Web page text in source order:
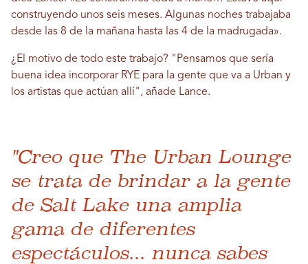
construyendo unos seis meses. Algunas noches trabajaba
desde las 8 de la mañana hasta las 4 de la madrugada».
¿El motivo de todo este trabajo? "Pensamos que sería
buena idea incorporar RYE para la gente que va a Urban y
los artistas que actúan allí", añade Lance.
"Creo que The Urban Lounge
se trata de brindar a la gente
de Salt Lake una amplia
gama de diferentes
espectáculos... nunca sabes